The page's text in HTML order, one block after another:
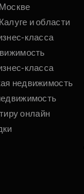
и области
класса
класса
недвижимость
онлайн